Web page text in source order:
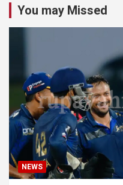
You may Missed
NEWS